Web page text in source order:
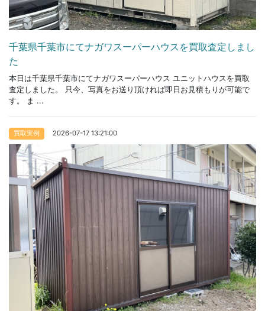
千葉県千葉市にてナガワスーパーハウスを買取査定しまし
た
本日は千葉県千葉市にてナガワスーパーハウス ユニットハウスを買取
査定しました。 只今、写真をお送り頂ければ即日お見積もりが可能で
す。 ま ...
買取実例 2026-07-17 13:21:00